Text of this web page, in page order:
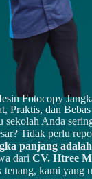
Fotocopy
Praktis, dan
sekolah Anda
Tidak perlu
panjang
dari CV. Htree
kami yang